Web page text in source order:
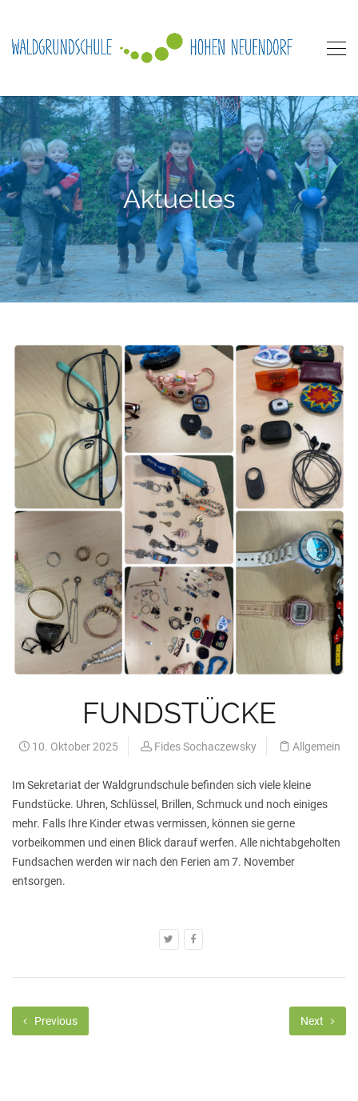
Aktuelles
FUNDSTÜCKE
10. Oktober 2025 Fides Sochaczewsky Allgemein
Im Sekretariat der Waldgrundschule befinden sich viele kleine
Fundstücke. Uhren, Schlüssel, Brillen, Schmuck und noch einiges
mehr. Falls Ihre Kinder etwas vermissen, können sie gerne
vorbeikommen und einen Blick darauf werfen. Alle nichtabgeholten
Fundsachen werden wir nach den Ferien am 7. November
entsorgen.
Previous Next